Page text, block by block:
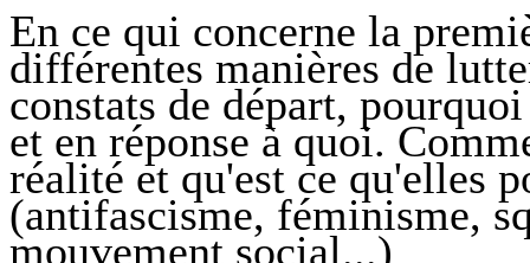
En ce qui concerne la
différentes manières de
constats de départ,
et en réponse à quoi.
réalité et qu'est ce qu'elles
(antifascisme, féminisme,
mouvement social...)